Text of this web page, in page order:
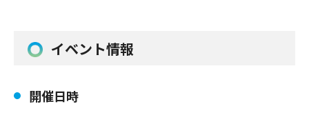
イベント情報
開催日時